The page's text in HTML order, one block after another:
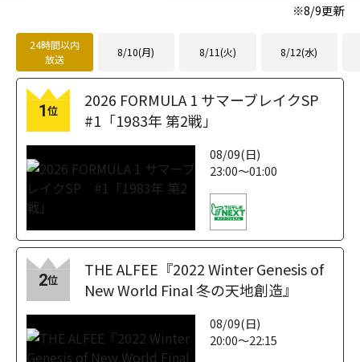
※8/9更新
24時間以内
放送
8/10(月) 8/11(火) 8/12(水)
1位
2026 FORMULA 1 サマーブレイクSP
#1「1983年 第2戦」
08/09(日)
23:00～01:00
2位
THE ALFEE『2022 Winter Genesis of
New World Final 冬の天地創造』
08/09(日)
20:00～22:15